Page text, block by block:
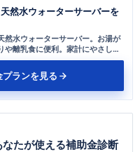
然水ウォーターサーバーを
然水ウォーターサーバー。お湯が
や離乳食に便利。家計にやさしい
プランを見る
たが使える補助金診断